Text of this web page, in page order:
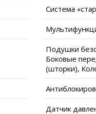
Система
Подушки
Боковые
(шторки),
Датчик